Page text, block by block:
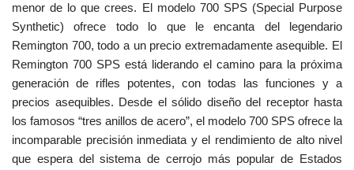
menor de lo que crees. El modelo 700 SPS (Special Purpose
Synthetic) ofrece todo lo que le encanta del legendario
Remington 700, todo a un precio extremadamente asequible. El
Remington 700 SPS está liderando el camino para la próxima
generación de rifles potentes, con todas las funciones y a
precios asequibles. Desde el sólido diseño del receptor hasta
los famosos “tres anillos de acero”, el modelo 700 SPS ofrece la
incomparable precisión inmediata y el rendimiento de alto nivel
que espera del sistema de cerrojo más popular de Estados